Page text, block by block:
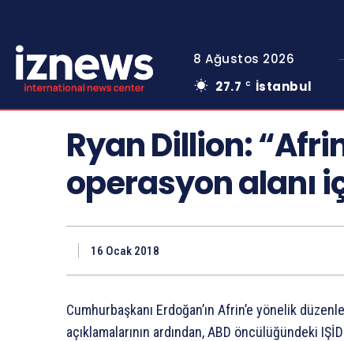
8 Ağustos 2026
27.7 C İstanbul
Ryan Dillion:
operasyon alanı
16 Ocak 2018
Cumhurbaşkanı Erdoğan’ın Afrin’e yönelik
açıklamalarının ardından, ABD öncülüğündeki